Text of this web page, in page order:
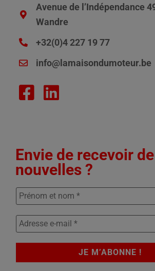
Avenue de l’Indépendance
Wandre
+32(0)4 227 19 77
info@lamaisondumoteur.be
Envie de recevoir
nouvelles ?